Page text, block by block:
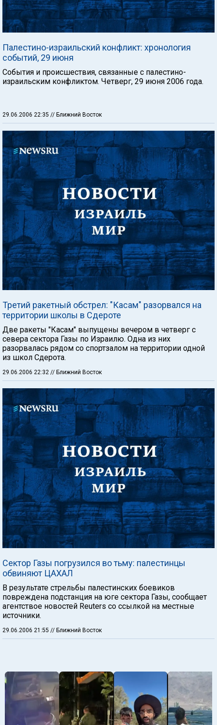
Палестино-израильский конфликт: хронология
событий, 29 июня
События и происшествия, связанные с палестино-
израильским конфликтом. Четверг, 29 июня 2006 года.
29.06.2006 22:35 // Ближний Восток
Третий ракетный обстрел: "Касам" разорвался на
территории школы в Сдероте
Две ракеты "Касам" выпущены вечером в четверг с
севера сектора Газы по Израилю. Одна из них
разорвалась рядом со спортзалом на территории одной
из школ Сдерота.
29.06.2006 22:32 // Ближний Восток
Сектор Газы погрузился во тьму: палестинцы
обвиняют ЦАХАЛ
В результате стрельбы палестинских боевиков
повреждена подстанция на юге сектора Газы, сообщает
агентствое новостей Reuters со ссылкой на местные
источники.
29.06.2006 21:55 // Ближний Восток